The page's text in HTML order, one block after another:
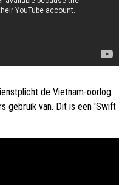
de Vietnam-oorlog.
gebruik van. Dit is een 'Swift